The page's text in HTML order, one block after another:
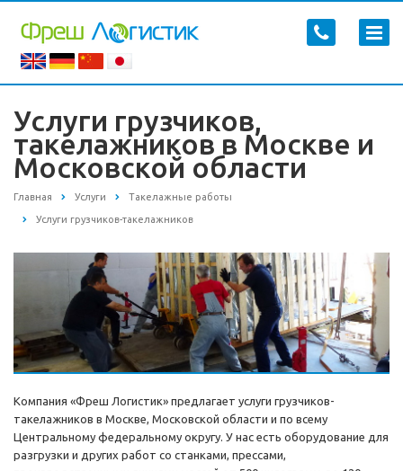
Услуги грузчиков,
такелажников в Москве и
Московской области
Главная Услуги Такелажные работы
Услуги грузчиков-такелажников
Компания «Фреш Логистик» предлагает услуги грузчиков-
такелажников в Москве, Московской области и по всему
Центральному федеральному округу. У нас есть оборудование для
разгрузки и других работ со станками, прессами,